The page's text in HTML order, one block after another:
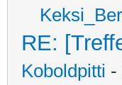
RE:
Koboldpitti -